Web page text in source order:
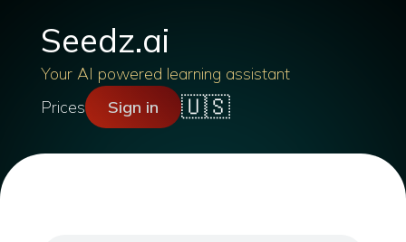
Seedz.ai
Your AI powered learning assistant
Prices
Sign in 🇺🇸